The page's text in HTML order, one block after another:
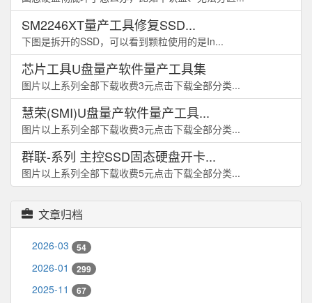
SM2246XT量产工具修复SSD...
下图是拆开的SSD，可以看到颗粒使用的是In...
芯片工具U盘量产软件量产工具集
图片以上系列全部下载收费3元点击下载全部分类...
慧荣(SMI)U盘量产软件量产工具...
图片以上系列全部下载收费3元点击下载全部分类...
群联-系列 主控SSD固态硬盘开卡...
图片以上系列全部下载收费5元点击下载全部分类...
文章归档
2026-03 54
2026-01 299
2025-11 67